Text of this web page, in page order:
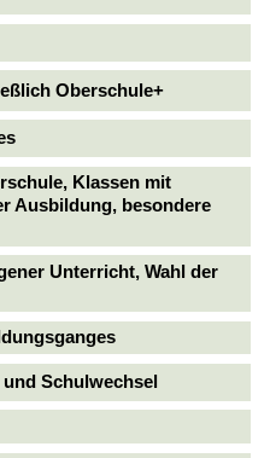
Oberschule+
Klassen mit
Ausbildung, besondere
Unterricht, Wahl der
Schulwechsel